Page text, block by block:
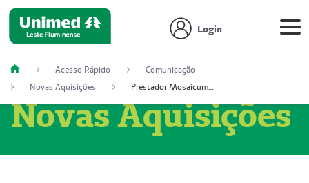
Login
Acesso Rápido
Comunicação
Novas Aquisições
Prestador Mosaicum Espaço Clínico Eireli (51004355-5)
Novas Aquisições